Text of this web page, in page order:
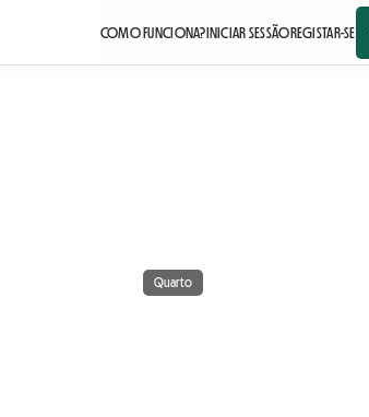
COMO FUNCIONA?INICIAR SESSÃOREGISTAR-SE
Quarto